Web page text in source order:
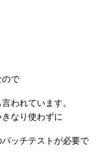
ので
われています。
なり使わずに
ッチテストが必要で